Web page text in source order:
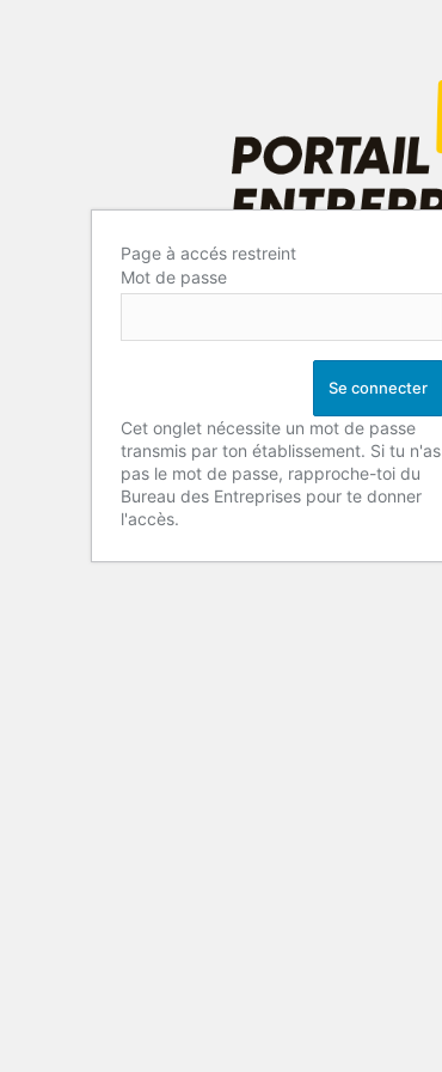
Page à accés restreint
Mot de passe
Cet onglet nécessite un mot de passe
transmis par ton établissement. Si tu n'as
pas le mot de passe, rapproche-toi du
Bureau des Entreprises pour te donner
l'accès.